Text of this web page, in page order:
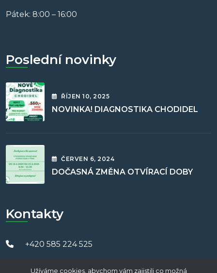
Pátek: 8:00 – 16:00
Poslední novinky
ŘÍJEN10, 2025
NOVINKA! DIAGNOSTIKA CHODIDEL
ČERVEN 6, 2024
DOČASNÁ ZMĚNA OTVÍRACÍ DOBY
Kontakty
+420 585 224 525
Zputrojice@zputrojice.cz
Užíváme cookies, abychom vám zajistili co možná